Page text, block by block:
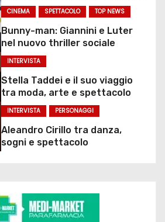
CINEMA SPETTACOLO TOP NEWS
Bunny-man: Giannini e Luter
nel nuovo thriller sociale
INTERVISTA
Stella Taddei e il suo viaggio
tra moda, arte e spettacolo
INTERVISTA PERSONAGGI
Aleandro Cirillo tra danza,
sogni e spettacolo